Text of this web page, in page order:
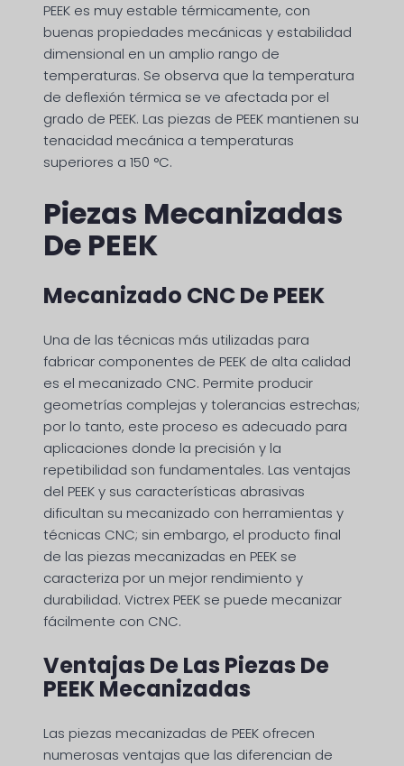
PEEK es muy estable térmicamente, con
buenas propiedades mecánicas y estabilidad
dimensional en un amplio rango de
temperaturas. Se observa que la temperatura
de deflexión térmica se ve afectada por el
grado de PEEK. Las piezas de PEEK mantienen su
tenacidad mecánica a temperaturas
superiores a 150 °C.
Piezas Mecanizadas
De PEEK
Mecanizado CNC De PEEK
Una de las técnicas más utilizadas para
fabricar componentes de PEEK de alta calidad
es el mecanizado CNC. Permite producir
geometrías complejas y tolerancias estrechas;
por lo tanto, este proceso es adecuado para
aplicaciones donde la precisión y la
repetibilidad son fundamentales. Las ventajas
del PEEK y sus características abrasivas
dificultan su mecanizado con herramientas y
técnicas CNC; sin embargo, el producto final
de las piezas mecanizadas en PEEK se
caracteriza por un mejor rendimiento y
durabilidad. Victrex PEEK se puede mecanizar
fácilmente con CNC.
Ventajas De Las Piezas De
PEEK Mecanizadas
Las piezas mecanizadas de PEEK ofrecen
numerosas ventajas que las diferencian de